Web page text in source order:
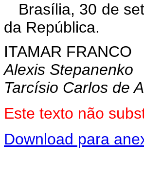
Brasília, 30 de
da República.
ITAMAR FRANCO
Alexis Stepanenko
Tarcísio Carlos de
Este texto não
Download para